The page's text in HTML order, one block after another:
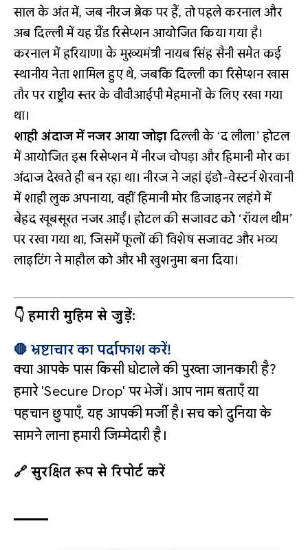
साल के अंत में, जब नीरज ब्रेक पर हैं, तो पहले करनाल और
अब दिल्ली में यह ग्रैंड रिसेप्शन आयोजित किया गया है।
करनाल में हरियाणा के मुख्यमंत्री नायब सिंह सैनी समेत कई
स्थानीय नेता शामिल हुए थे, जबकि दिल्ली का रिसेप्शन खास
तौर पर राष्ट्रीय स्तर के वीवीआईपी मेहमानों के लिए रखा गया
था।
शाही अंदाज में नजर आया जोड़ादिल्ली के ‘द लीला’ होटल
में आयोजित इस रिसेप्शन में नीरज चोपड़ा और हिमानी मोर का
अंदाज देखते ही बन रहा था। नीरज ने जहां इंडो-वेस्टर्न शेरवानी
में शाही लुक अपनाया, वहीं हिमानी मोर डिजाइनर लहंगे में
बेहद खूबसूरत नजर आईं। होटल की सजावट को ‘रॉयल थीम’
पर रखा गया था, जिसमें फूलों की विशेष सजावट और भव्य
लाइटिंग ने माहौल को और भी खुशनुमा बना दिया।
👇 हमारी मुहिम से जुड़ें:
🛑 भ्रष्टाचार का पर्दाफाश करें!
क्या आपके पास किसी घोटाले की पुख्ता जानकारी है?
हमारे 'Secure Drop' पर भेजें। आप नाम बताएँ या
पहचान छुपाएँ, यह आपकी मर्जी है। सच को दुनिया के
सामने लाना हमारी जिम्मेदारी है।
🔗 सुरक्षित रूप से रिपोर्ट करें